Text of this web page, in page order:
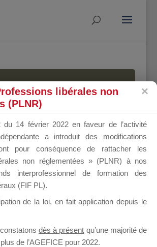
DU
Groupe Public
il y a un mois
libérales non
(PLNR)
du 14 février 2022 en faveur de l’activité
a introduit des modifications
pour conséquence de rattacher les
non réglementées » (PLNR) à nos
interprofessionnel de formation des
(FIF PL).
de la loi, en fait application depuis le
dès à présent qu’une majorité de
de l’AGEFICE pour 2022.